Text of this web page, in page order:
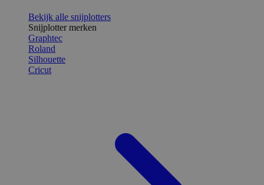
Bekijk alle snijplotters
Snijplotter merken
Graphtec
Roland
Silhouette
Cricut